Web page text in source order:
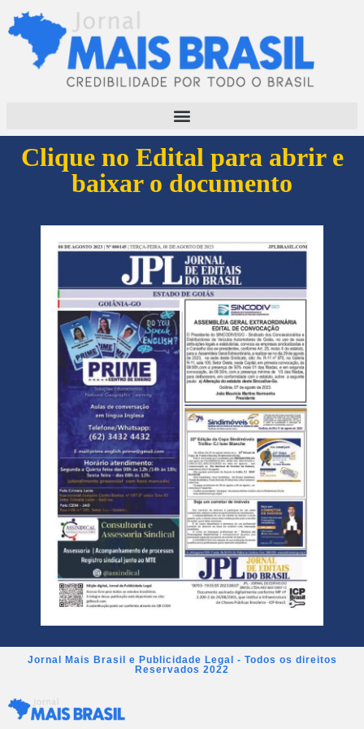
Clique no Edital para abrir e
baixar o documento
Jornal Mais Brasil e Publicidade Legal - Todos os direitos
Reservados 2022